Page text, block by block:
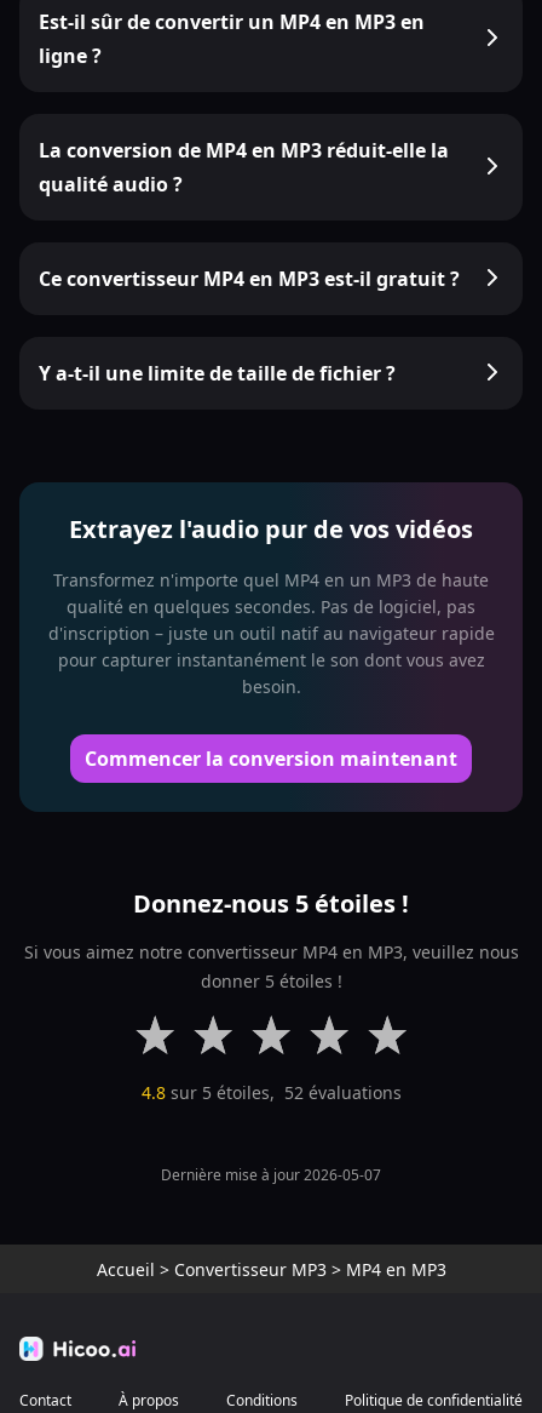
Est-il sûr de convertir un MP4 en MP3 en
ligne ?
La conversion de MP4 en MP3 réduit-elle la
qualité audio ?
Ce convertisseur MP4 en MP3 est-il gratuit ?
Y a-t-il une limite de taille de fichier ?
Extrayez l'audio pur de vos vidéos
Transformez n'importe quel MP4 en un MP3 de haute
qualité en quelques secondes. Pas de logiciel, pas
d'inscription – juste un outil natif au navigateur rapide
pour capturer instantanément le son dont vous avez
besoin.
Commencer la conversion maintenant
Donnez-nous 5 étoiles !
Si vous aimez notre convertisseur MP4 en MP3, veuillez nous
donner 5 étoiles !
4.8sur 5 étoiles, 52évaluations
Dernière mise à jour 2026-05-07
Accueil > Convertisseur MP3> MP4 en MP3
Contact À propos Conditions Politique de confidentialité